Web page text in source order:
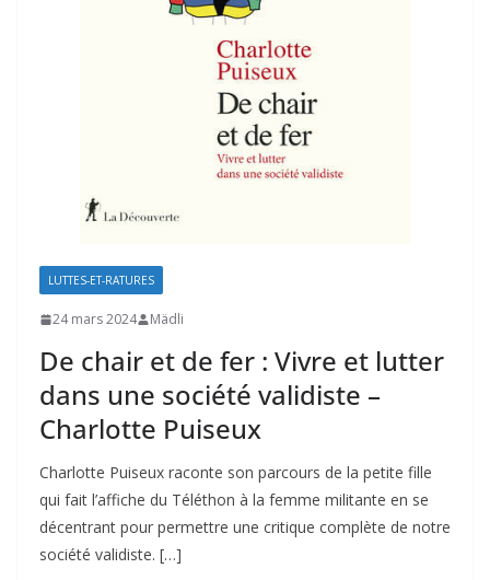
LUTTES-ET-RATURES
24 mars 2024 Mädli
De chair et de fer : Vivre et lutter
dans une société validiste –
Charlotte Puiseux
Charlotte Puiseux raconte son parcours de la petite fille
qui fait l’affiche du Téléthon à la femme militante en se
décentrant pour permettre une critique complète de notre
société validiste. […]